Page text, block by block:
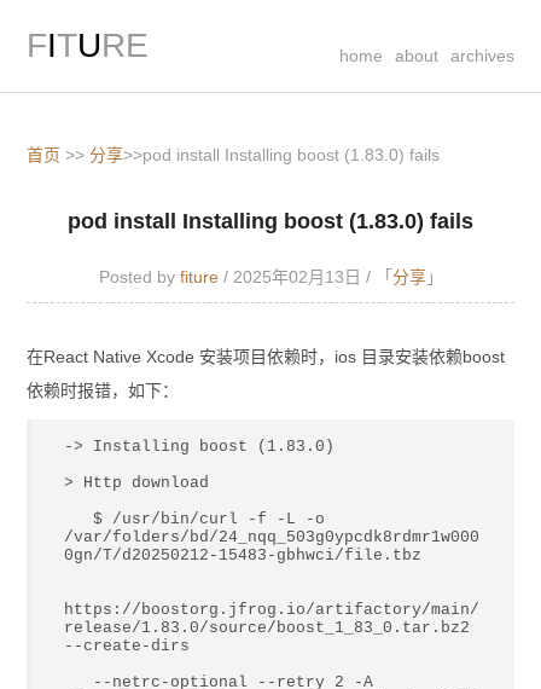
FITURE home about archives
首页 >>分享>>pod install Installing boost (1.83.0) fails
pod install Installing boost (1.83.0) fails
Posted by fiture/ 2025年02月13日 / 「 分享」
在React Native Xcode 安装项目依赖时，ios 目录安装依赖boost
依赖时报错，如下：
-> Installing boost (1.83.0)
> Http download
/var/folders/bd/24_nqq_503g0ypcdk8rdmr1w000
0gn/T/d20250212-15483-gbhwci/file.tbz
https://boostorg.jfrog.io/artifactory/main/
release/1.83.0/source/boost_1_83_0.tar.bz2
--create-dirs